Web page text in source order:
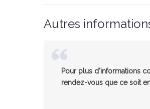
Autres
Pour plus d'informations
rendez-vous que ce soit